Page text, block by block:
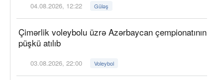
04.08.2026, 12:22 Güləş
Çimərlik voleybolu üzrə Azərbaycan çempionatının
püşkü atılıb
03.08.2026, 22:00 Voleybol